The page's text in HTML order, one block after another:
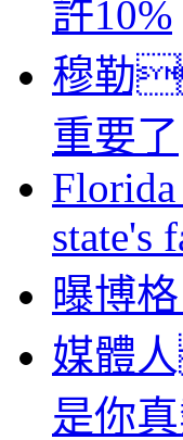
許10%
穆勒
重要了
Florida
state's
曝博
媒體
是你